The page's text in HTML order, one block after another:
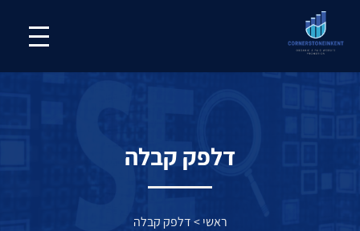
דלפק קבלה
ראשי>דלפק קבלה